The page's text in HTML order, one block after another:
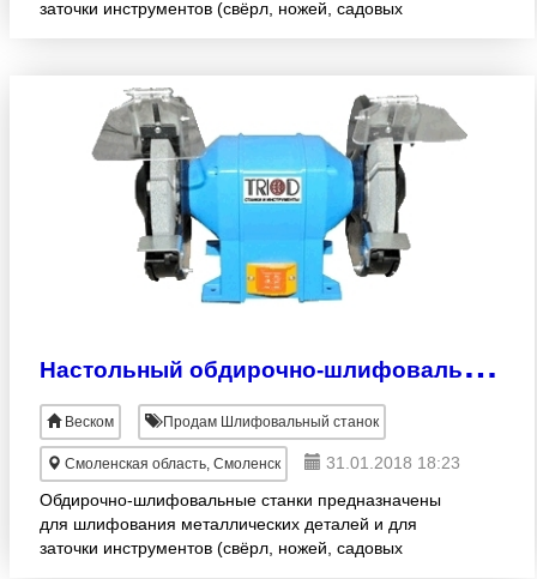
заточки инструментов (свёрл, ножей, садовых
Н
астольный обдирочно-шлифовальный станок SP-2000
Веском Продам Шлифовальный станок
Смоленская область, Смоленск
31.01.2018 18:23
Обдирочно-шлифовальные станки предназначены
для шлифования металлических деталей и для
заточки инструментов (свёрл, ножей, садовых